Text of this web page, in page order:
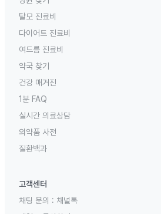
탈모 진료비
다이어트 진료비
여드름 진료비
약국 찾기
건강 매거진
1분 FAQ
실시간 의료상담
의약품 사전
질환백과
고객센터
채팅 문의 : 채널톡